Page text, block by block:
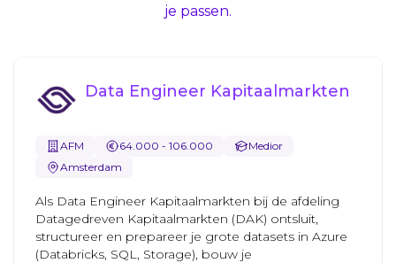
je passen.
Data Engineer Kapitaalmarkten
AFM 64.000 - 106.000
Medior
Amsterdam
Als Data Engineer Kapitaalmarkten bij de afdeling
Datagedreven Kapitaalmarkten (DAK) ontsluit,
structureer en prepareer je grote datasets in Azure
(Databricks, SQL, Storage), bouw je